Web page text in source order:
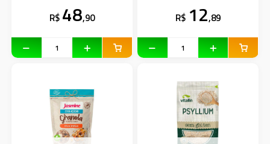
R$ 48,90 R$ 12,89